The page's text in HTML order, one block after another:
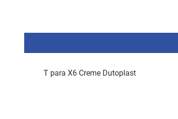
T para X6 Creme Dutoplast